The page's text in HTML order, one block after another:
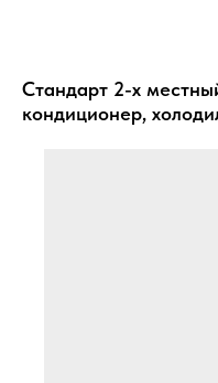
Стандарт 2-х
кондиционер,